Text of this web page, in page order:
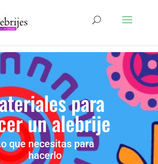
para
un alebrije
que necesitas para
hacerlo